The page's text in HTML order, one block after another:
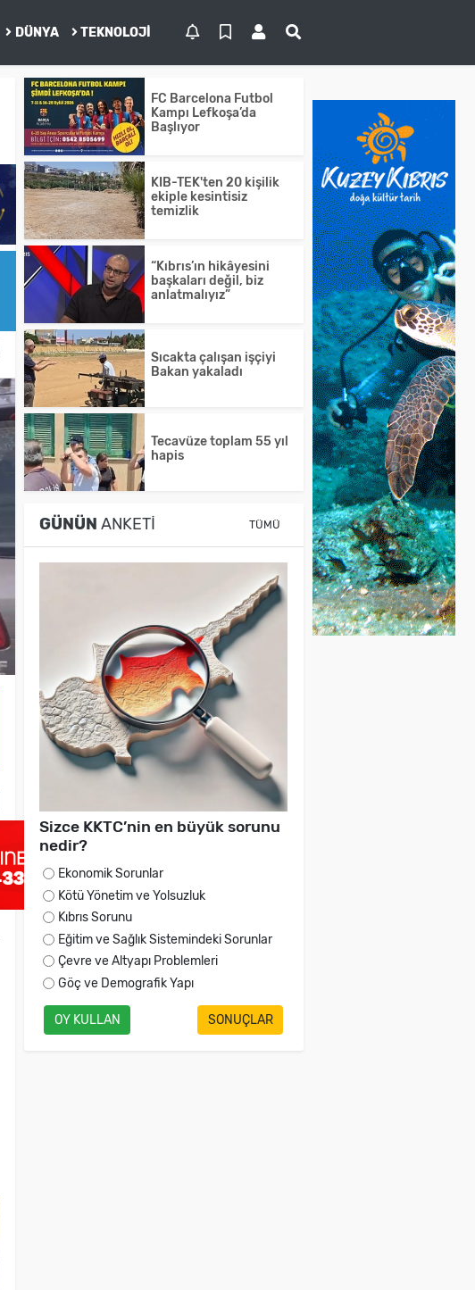
DÜNYA TEKNOLOJI
FC Barcelona Futbol
Kampı Lefkoşa’da
Başlıyor
KIB-TEK'ten 20 kişilik
ekiple kesintisiz
temizlik
“Kıbrıs’ın hikâyesini
başkaları değil, biz
anlatmalıyız”
Sıcakta çalışan işçiyi
Bakan yakaladı
Tecavüze toplam 55 yıl
hapis
GÜNÜN ANKETI TÜMÜ
Sizce KKTC’nin en büyük sorunu
nedir?
Ekonomik Sorunlar
Kötü Yönetim ve Yolsuzluk
Kıbrıs Sorunu
Eğitim ve Sağlık Sistemindeki Sorunlar
Çevre ve Altyapı Problemleri
Göç ve Demografik Yapı
OY KULLAN SONUÇLAR